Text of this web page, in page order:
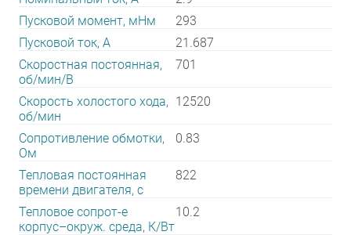
Пусковой момент, мНм
293
Пусковой ток, А
21.687
Скоростная постоянная,
об/мин/В
701
Скорость холостого хода,
об/мин
12520
Сопротивление обмотки,
Ом
0.83
Тепловая постоянная
времени двигателя, с
822
Тепловое сопрот-е
корпус–окруж. среда, К/Вт
10.2